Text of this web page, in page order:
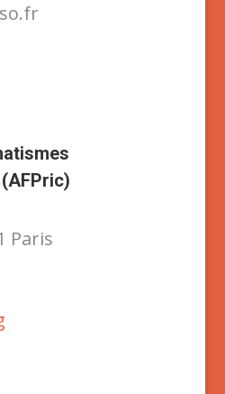
Paris